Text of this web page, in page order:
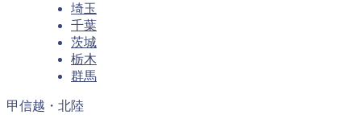
埼玉
千葉
茨城
栃木
群馬
甲信越・北陸